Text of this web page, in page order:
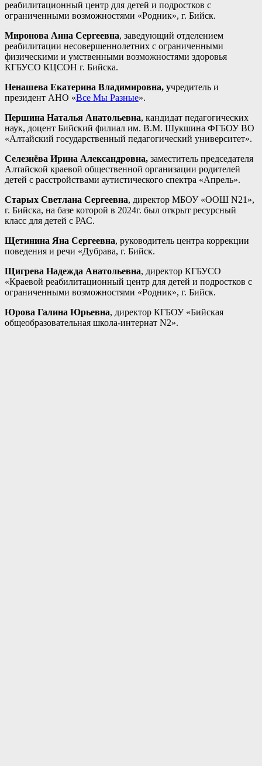
реабилитационный центр для детей и подростков с
ограниченными возможностями «Родник», г. Бийск.
Миронова Анна Сергеевна, заведующий отделением
реабилитации несовершеннолетних с ограниченными
физическими и умственными возможностями здоровья
КГБУСО КЦСОН г. Бийска.
Ненашева Екатерина Владимировна, учредитель и
президент АНО «Все Мы Разные».
Першина Наталья Анатольевна, кандидат педагогических
наук, доцент Бийский филиал им. В.М. Шукшина ФГБОУ ВО
«Алтайский государственный педагогический университет».
Селезнёва Ирина Александровна, заместитель председателя
Алтайской краевой общественной организации родителей
детей с расстройствами аутистического спектра «Апрель».
Старых Светлана Сергеевна, директор МБОУ «ООШ N21»,
г. Бийска, на базе которой в 2024г. был открыт ресурсный
класс для детей с РАС.
Щетинина Яна Сергеевна, руководитель центра коррекции
поведения и речи «Дубрава, г. Бийск.
Щигрева Надежда Анатольевна, директор КГБУСО
«Краевой реабилитационный центр для детей и подростков с
ограниченными возможностями «Родник», г. Бийск.
Юрова Галина Юрьевна, директор КГБОУ «Бийская
общеобразовательная школа-интернат N2».